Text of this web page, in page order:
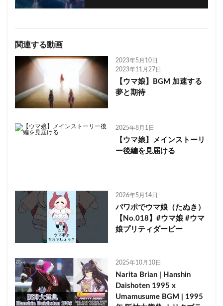
関連する動画
2023年5月10日
2023年11月27日
【ウマ娘】BGM 加速する
夢と期待
2025年8月1日
【ウマ娘】メインストーリ
ー後編を見届ける
2026年5月14日
パワポでウマ娘（たぬき）
【No.018】#ウマ娘 #ウマ
娘プリティダービー
2025年10月10日
Narita Brian | Hanshin
Daishoten 1995 x
Umamusume BGM | 1995